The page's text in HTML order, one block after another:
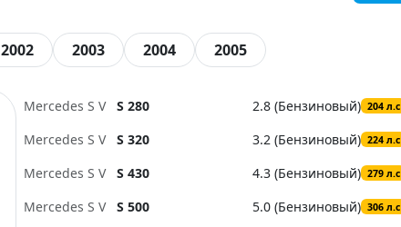
2002 2003 2004 2005
Mercedes S V S 280 2.8 (Бензиновый) 204 л.с
Mercedes S V S 320 3.2 (Бензиновый) 224 л.с
Mercedes S V S 430 4.3 (Бензиновый) 279 л.с
Mercedes S V S 500 5.0 (Бензиновый) 306 л.с